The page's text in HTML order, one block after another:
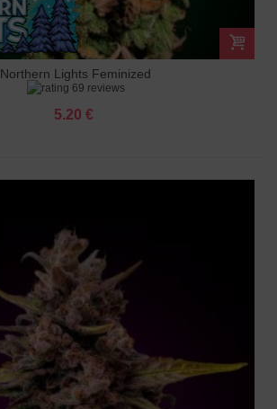
Northern Lights Feminized
69 reviews
5.20 €